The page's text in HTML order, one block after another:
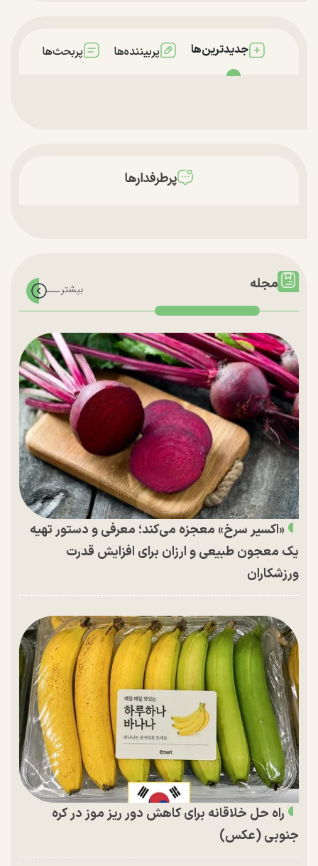
جدیدترین‌ها پربیننده‌ها پربحث‌ها
پرطرفدارها
مجله
«اکسیر سرخ» معجزه می‌کند؛ معرفی و دستور تهیه
یک معجون طبیعی و ارزان برای افزایش قدرت
ورزشکاران
راه حل خلاقانه برای کاهش دور ریز موز در کره
جنوبی (عکس)